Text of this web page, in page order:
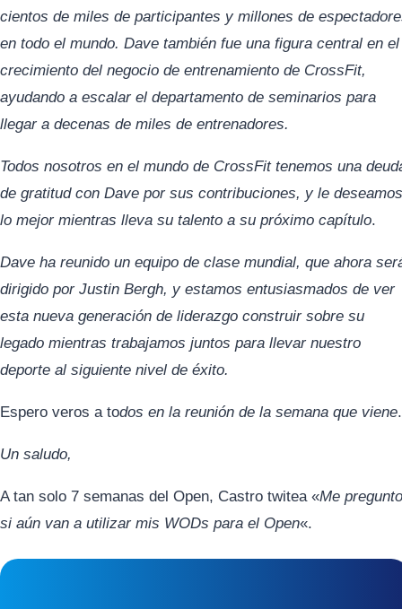
cientos de miles de participantes y millones de
en todo el mundo. Dave también fue una figura central en el
crecimiento del negocio de entrenamiento de CrossFit,
ayudando a escalar el departamento de seminarios para
llegar a decenas de miles de entrenadores.
Todos nosotros en el mundo de CrossFit tenemos una
de gratitud con Dave por sus contribuciones, y le deseamos
lo mejor mientras lleva su talento a su próximo capítulo.
Dave ha reunido un equipo de clase mundial, que ahora
dirigido por Justin Bergh, y estamos entusiasmados de ver
esta nueva generación de liderazgo construir sobre su
legado mientras trabajamos juntos para llevar nuestro
deporte al siguiente nivel de éxito.
Espero veros a todos en la reunión de la semana que viene.
Un saludo,
A tan solo 7 semanas del Open, Castro twitea «Me pregunto
si aún van a utilizar mis WODs para el Open«.